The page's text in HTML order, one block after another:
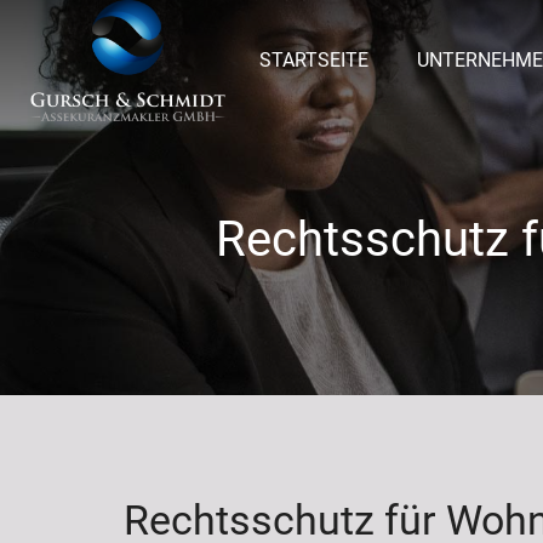
STARTSEITE
Rechtsschutz
Rechtsschutz für